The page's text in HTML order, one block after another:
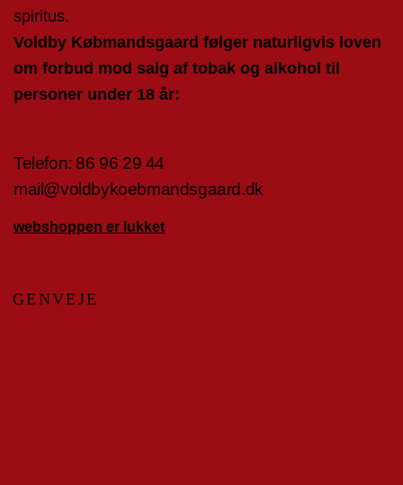
spiritus.
Voldby Købmandsgaard følger naturligvis loven
om forbud mod salg af tobak og alkohol til
personer under 18 år:
Telefon: 86 96 29 44
mail@voldbykoebmandsgaard.dk
webshoppen er lukket
GENVEJE